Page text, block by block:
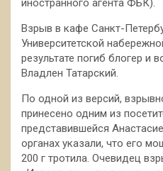
Взрыв в кафе Санкт-
Университетской
результате погиб блогер и
Владлен Татарский.
По одной из версий,
принесено одним из
представившейся
органах указали, что его
200 г тротила. Очевидец